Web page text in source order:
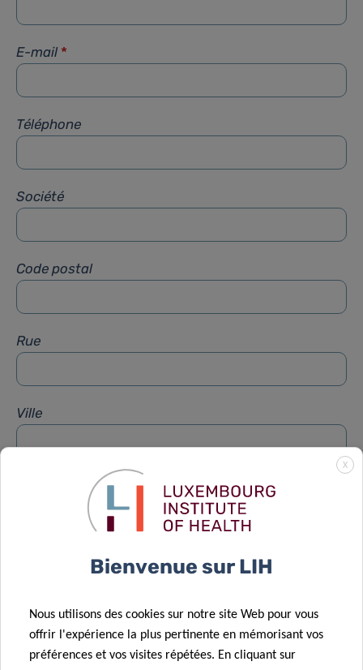
E-mail *
Téléphone
Société
Code postal
Rue
Ville
X
Bienvenue sur LIH
Nous utilisons des cookies sur notre site Web pour vous
offrir l'expérience la plus pertinente en mémorisant vos
préférences et vos visites répétées. En cliquant sur